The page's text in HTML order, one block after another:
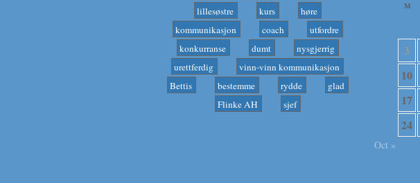
lillesøstre
kurs
høre
kommunikasjon
coach
utfordre
konkurranse
dumt
nysgjerrig
urettferdig
vinn-vinn kommunikasjon
Bettis
bestemme rydde
glad
Flinke AH
sjef
M
3
10
17
24
Oct »